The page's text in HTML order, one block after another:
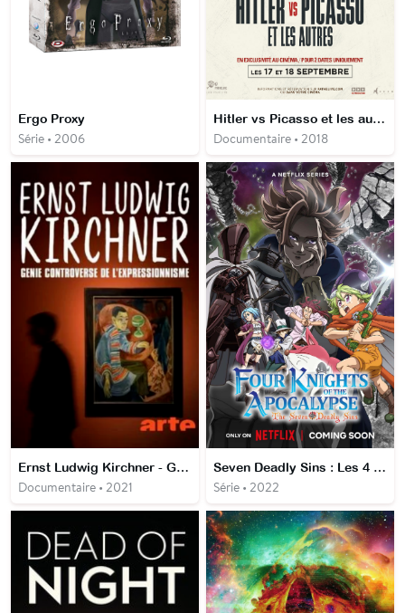
Ergo Proxy
Série • 2006
Hitler vs Picasso et les autres
Documentaire • 2018
Ernst Ludwig Kirchner - Génie controversé de l'expressionnisme
Documentaire • 2021
Seven Deadly Sins : Les 4 Chevaliers de l'Apocalypse
Série • 2022